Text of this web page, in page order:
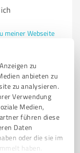
zu
anbieten zu
zu analysieren.
Verwendung
Medien,
führen diese
Daten
oder die sie im
haben.
meiner Webseite
Daniel